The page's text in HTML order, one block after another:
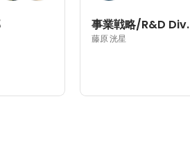
事業戦略/R&D Div.
藤原 洸星